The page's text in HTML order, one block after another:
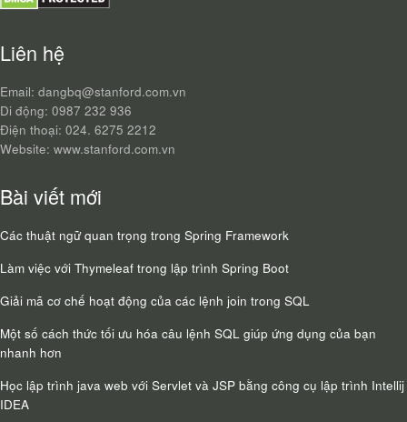
Liên hệ
Email: dangbq@stanford.com.vn
Di động: 0987 232 936
Điện thoại: 024. 6275 2212
Website: www.stanford.com.vn
Bài viết mới
Các thuật ngữ quan trọng trong Spring Framework
Làm việc với Thymeleaf trong lập trình Spring Boot
Giải mã cơ chế hoạt động của các lệnh join trong SQL
Một số cách thức tối ưu hóa câu lệnh SQL giúp ứng dụng của bạn
nhanh hơn
Học lập trình java web với Servlet và JSP bằng công cụ lập trình Intellij
IDEA